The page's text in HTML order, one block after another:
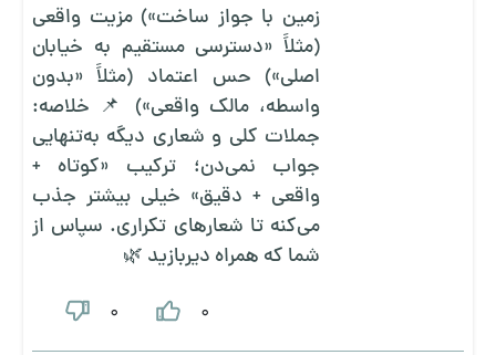
زمین با جواز ساخت») مزیت واقعی
(مثلاً «دسترسی مستقیم به خیابان
اصلی») حس اعتماد (مثلاً «بدون
واسطه، مالک واقعی») 📌 خلاصه:
جملات کلی و شعاری دیگه به‌تنهایی
جواب نمی‌دن؛ ترکیب «کوتاه +
واقعی + دقیق» خیلی بیشتر جذب
می‌کنه تا شعارهای تکراری. سپاس از
شما که همراه دیربازید 🌿
0
0